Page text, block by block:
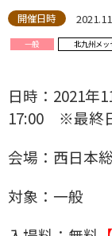
開催日時
一般 北九州メッ
日時：2021年
17:00 ※最終
会場：西日本
対象：一般